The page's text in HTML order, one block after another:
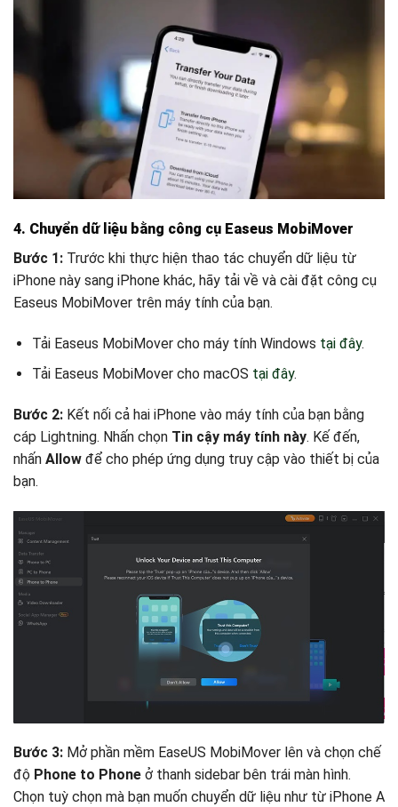
4. Chuyển dữ liệu bằng công cụ Easeus MobiMover
Bước 1: Trước khi thực hiện thao tác chuyển dữ liệu từ
iPhone này sang iPhone khác, hãy tải về và cài đặt công cụ
Easeus MobiMover trên máy tính của bạn.
Tải Easeus MobiMover cho máy tính Windows tại đây.
Tải Easeus MobiMover cho macOS tại đây.
Bước 2: Kết nối cả hai iPhone vào máy tính của bạn bằng
cáp Lightning. Nhấn chọn Tin cậy máy tính này. Kế đến,
nhấn Allow để cho phép ứng dụng truy cập vào thiết bị của
bạn.
Bước 3: Mở phần mềm EaseUS MobiMover lên và chọn chế
độ Phone to Phone ở thanh sidebar bên trái màn hình.
Chọn tuỳ chọn mà bạn muốn chuyển dữ liệu như từ iPhone A